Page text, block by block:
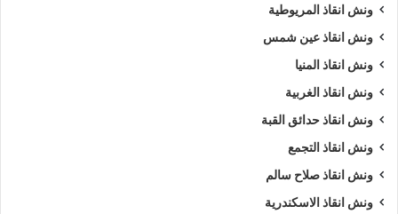
ونش انقاذ المريوطية
ونش انقاذ عين شمس
ونش انقاذ المنيا
ونش انقاذ الغربية
ونش انقاذ حدائق القبة
ونش انقاذ التجمع
ونش انقاذ صلاح سالم
ونش انقاذ الاسكندرية